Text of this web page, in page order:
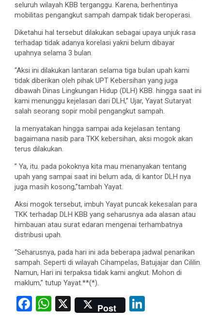
seluruh wilayah KBB terganggu. Karena, berhentinya
mobilitas pengangkut sampah dampak tidak beroperasi.
Diketahui hal tersebut dilakukan sebagai upaya unjuk rasa
terhadap tidak adanya korelasi yakni belum dibayar
upahnya selama 3 bulan.
“Aksi ini dilakukan lantaran selama tiga bulan upah kami
tidak diberikan oleh pihak UPT Kebersihan yang juga
dibawah Dinas Lingkungan Hidup (DLH) KBB. hingga saat ini
kami menunggu kejelasan dari DLH,” Ujar, Yayat Sutaryat
salah seorang sopir mobil pengangkut sampah.
Ia menyatakan hingga sampai ada kejelasan tentang
bagaimana nasib para TKK kebersihan, aksi mogok akan
terus dilakukan.
” Ya, itu. pada pokoknya kita mau menanyakan tentang
upah yang sampai saat ini belum ada, di kantor DLH nya
juga masih kosong,”tambah Yayat.
Aksi mogok tersebut, imbuh Yayat puncak kekesalan para
TKK terhadap DLH KBB yang seharusnya ada alasan atau
himbauan atau surat edaran mengenai terhambatnya
distribusi upah.
“Seharusnya, pada hari ini ada beberapa jadwal penarikan
sampah. Seperti di wilayah Cihampelas, Batujajar dan Cililin.
Namun, Hari ini terpaksa tidak kami angkut. Mohon di
maklum,” tutup Yayat.**(*).
F
W X Post